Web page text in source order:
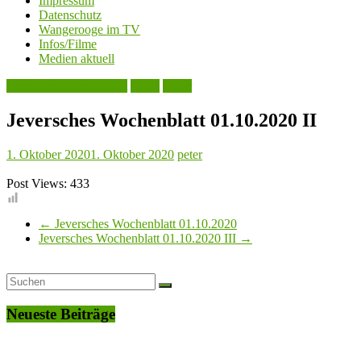
Datenschutz
Wangerooge im TV
Infos/Filme
Medien aktuell
Jeversches Wochenblatt 01.10.2020 II
1. Oktober 20201. Oktober 2020 peter
Post Views: 433
← Jeversches Wochenblatt 01.10.2020
Jeversches Wochenblatt 01.10.2020 III →
Neueste Beiträge